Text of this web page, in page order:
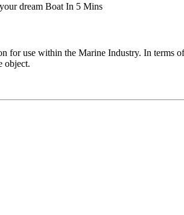
dream Boat In 5 Mins
use within the Marine Industry. In terms
object.